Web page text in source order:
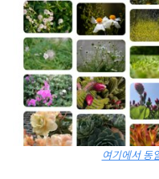
여기에서 동